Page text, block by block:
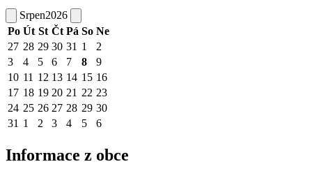
Srpen2026
Po Út St Čt Pá So Ne
27 28 29 30 31 1
2
3
4 5 6 7 8
9
10 11 12 13 14 15 16
17 18 19 20 21 22 23
24 25 26 27 28 29 30
31 1 2 3 4 5 6
Informace z obce